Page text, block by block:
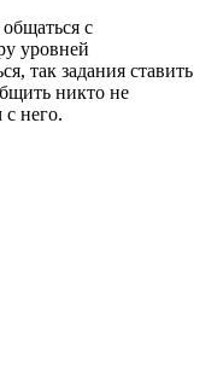
с
уровней
так задания ставить
никто не
него.